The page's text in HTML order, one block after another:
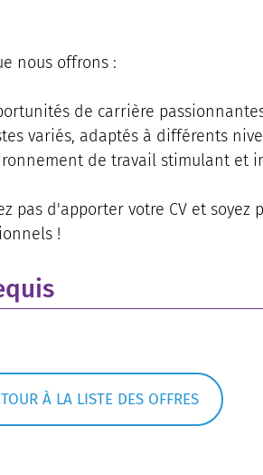
nous offrons :
de carrière
variés, adaptés à différents
de travail stimulant et
pas d'apporter votre CV et
!
À LA LISTE DES OFFRES